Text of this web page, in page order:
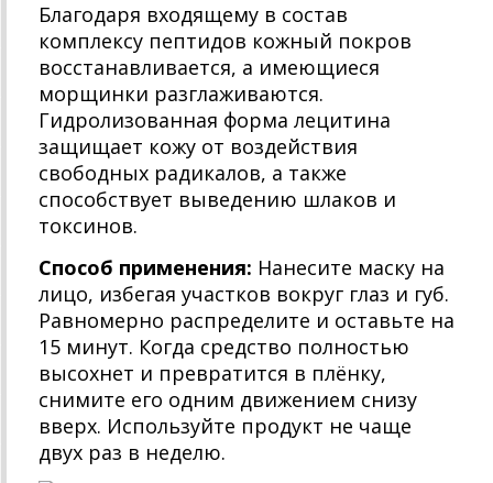
Благодаря входящему в состав
комплексу пептидов кожный покров
восстанавливается, а имеющиеся
морщинки разглаживаются.
Гидролизованная форма лецитина
защищает кожу от воздействия
свободных радикалов, а также
способствует выведению шлаков и
токсинов.
Способ применения: Нанесите маску на
лицо, избегая участков вокруг глаз и губ.
Равномерно распределите и оставьте на
15 минут. Когда средство полностью
высохнет и превратится в плёнку,
снимите его одним движением снизу
вверх. Используйте продукт не чаще
двух раз в неделю.